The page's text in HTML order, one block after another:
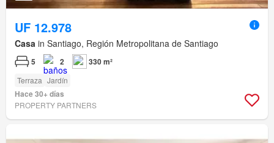
UF 12.978
Casa in Santiago, Región Metropolitana de Santiago
5 2 330 m²
Terraza Jardín
Hace 30+ días
PROPERTY PARTNERS